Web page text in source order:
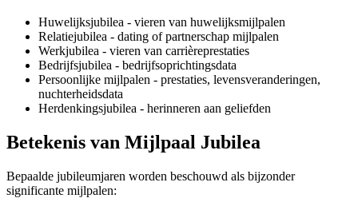
Huwelijksjubilea - vieren van huwelijksmijlpalen
Relatiejubilea - dating of partnerschap mijlpalen
Werkjubilea - vieren van carrièreprestaties
Bedrijfsjubilea - bedrijfsoprichtingsdata
Persoonlijke mijlpalen - prestaties, levensveranderingen,
nuchterheidsdata
Herdenkingsjubilea - herinneren aan geliefden
Betekenis van Mijlpaal Jubilea
Bepaalde jubileumjaren worden beschouwd als bijzonder
significante mijlpalen: